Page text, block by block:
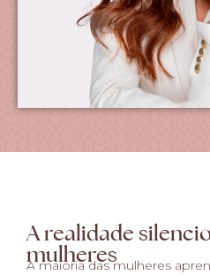
A realidade
mulheres
A maioria das mulheres